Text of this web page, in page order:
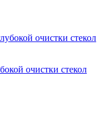
очистки стекол